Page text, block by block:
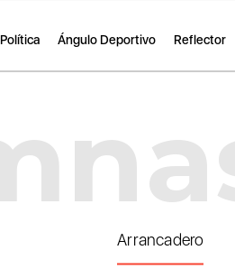
Política Ángulo Deportivo Reflector
Arrancadero